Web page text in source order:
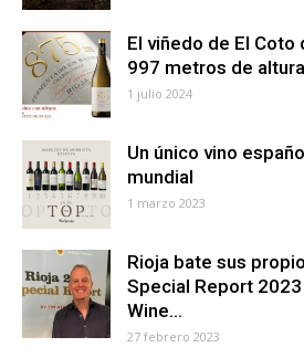
El viñedo de El Coto
997 metros de
1 julio 2024
Un único vino
mundial
1 marzo 2023
Rioja bate sus
Special Report
Wine...
27 febrero 2023